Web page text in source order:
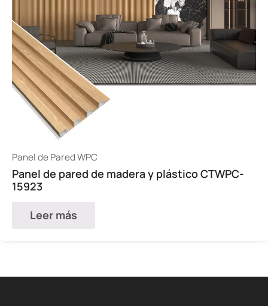
Panel de Pared WPC
Panel de pared de madera y plástico CTWPC-
15923
Leer más